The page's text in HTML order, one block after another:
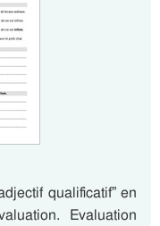
qualificatif” en
Evaluation